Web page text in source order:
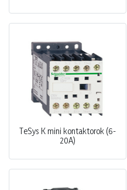
TeSys K mini kontaktorok (6-
20A)